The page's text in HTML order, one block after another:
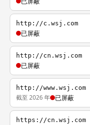
http://c.wsj.com
已屏蔽
http://cn.wsj.com
已屏蔽
http://www.wsj.com
截至 2026 年 已屏蔽
https://cn.wsj.com